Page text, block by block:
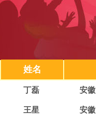
姓名
丁磊 安徽
王星 安徽